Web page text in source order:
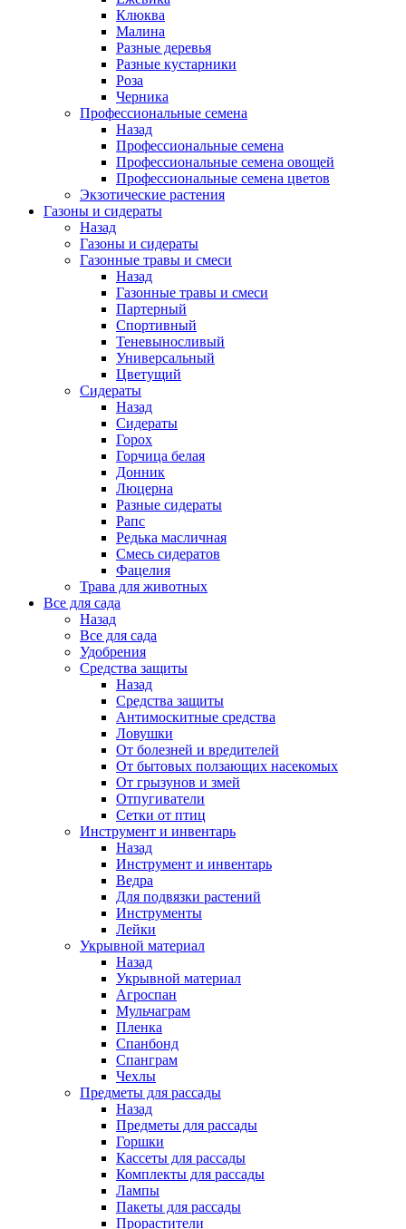
Клюква
Малина
Разные деревья
Разные кустарники
Роза
Черника
Профессиональные семена
Назад
Профессиональные семена
Профессиональные семена овощей
Профессиональные семена цветов
Экзотические растения
Газоны и сидераты
Назад
Газоны и сидераты
Газонные травы и смеси
Назад
Газонные травы и смеси
Партерный
Спортивный
Теневыносливый
Универсальный
Цветущий
Сидераты
Назад
Сидераты
Горох
Горчица белая
Донник
Люцерна
Разные сидераты
Рапс
Редька масличная
Смесь сидератов
Фацелия
Трава для животных
Все для сада
Назад
Все для сада
Удобрения
Средства защиты
Назад
Средства защиты
Антимоскитные средства
Ловушки
От болезней и вредителей
От бытовых ползающих насекомых
От грызунов и змей
Отпугиватели
Сетки от птиц
Инструмент и инвентарь
Назад
Инструмент и инвентарь
Ведра
Для подвязки растений
Инструменты
Лейки
Укрывной материал
Назад
Укрывной материал
Агроспан
Мульчаграм
Пленка
Спанбонд
Спанграм
Чехлы
Предметы для рассады
Назад
Предметы для рассады
Горшки
Кассеты для рассады
Комплекты для рассады
Лампы
Пакеты для рассады
Прорастители